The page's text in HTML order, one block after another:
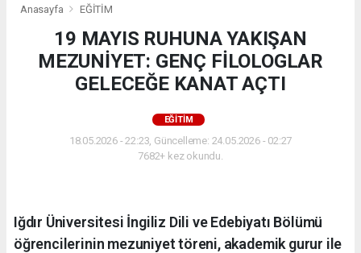
Anasayfa EĞİTİM
19 MAYIS RUHUNA YAKIŞAN
MEZUNİYET: GENÇ FİLOLOGLAR
GELECEĞE KANAT AÇTI
EĞİTİM
18.05.2026 - 22:23, Güncelleme: 24.05.2026 - 02:27
7682+ kez okundu.
Iğdır Üniversitesi İngiliz Dili ve Edebiyatı Bölümü
öğrencilerinin mezuniyet töreni, akademik gurur ile